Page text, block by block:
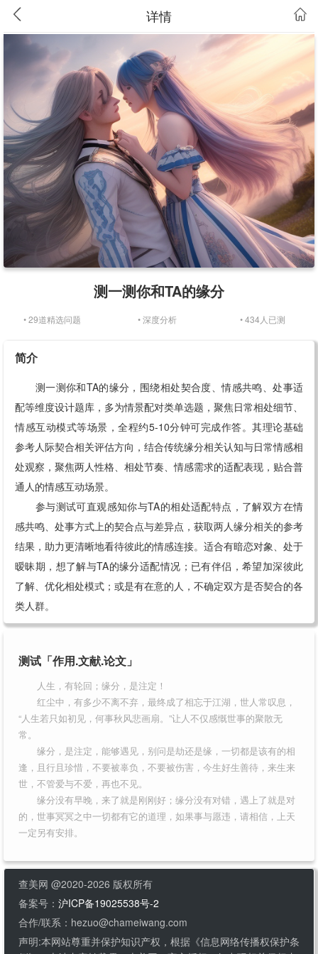
详情
测一测你和TA的缘分
• 29道精选问题 • 深度分析 • 434人已测
简介
测一测你和TA的缘分，围绕相处契合度、情感共鸣、处事适
配等维度设计题库，多为情景配对类单选题，聚焦日常相处细节、
情感互动模式等场景，全程约5-10分钟可完成作答。其理论基础
参考人际契合相关评估方向，结合传统缘分相关认知与日常情感相
处观察，聚焦两人性格、相处节奏、情感需求的适配表现，贴合普
通人的情感互动场景。
参与测试可直观感知你与TA的相处适配特点，了解双方在情
感共鸣、处事方式上的契合点与差异点，获取两人缘分相关的参考
结果，助力更清晰地看待彼此的情感连接。适合有暗恋对象、处于
暧昧期，想了解与TA的缘分适配情况；已有伴侣，希望加深彼此
了解、优化相处模式；或是有在意的人，不确定双方是否契合的各
类人群。
测试「作用.文献.论文」
人生，有轮回；缘分，是注定！
红尘中，有多少不离不弃，最终成了相忘于江湖，世人常叹息，
“人生若只如初见，何事秋风悲画扇。”让人不仅感慨世事的聚散无
常。
缘分，是注定，能够遇见，别问是劫还是缘，一切都是该有的相
逢，且行且珍惜，不要被辜负，不要被伤害，今生好生善待，来生来
世，不管爱与不爱，再也不见。
缘分没有早晚，来了就是刚刚好；缘分没有对错，遇上了就是对
的，世事冥冥之中一切都有它的道理，如果事与愿违，请相信，上天
一定另有安排。
查美网 @2020-2026 版权所有
备案号： 沪ICP备19025538号-2
合作/联系：hezuo@chameiwang.com
声明:本网站尊重并保护知识产权，根据《信息网络传播权保护条